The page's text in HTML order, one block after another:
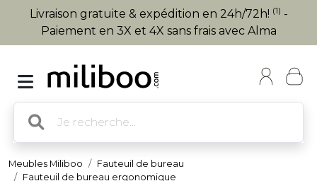
Livraison gratuite & expédition en 24h/72h! (1) -
Paiement en 3X et 4X sans frais avec Alma
Meubles Miliboo
Fauteuil de bureau
Fauteuil de bureau ergonomique